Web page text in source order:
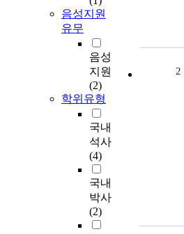
음성지원
유무
음성
지원
(2)
학위유형
국내
석사
(4)
국내
박사
(2)
2